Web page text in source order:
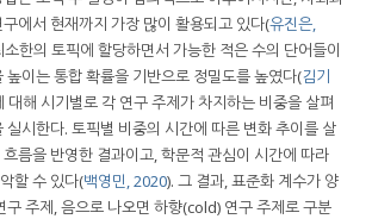
에서 현재까지 가장 많이 활용되고 있다(유진은,
한의 토픽에 할당하면서 가능한 적은 수의 단어들이
높이는 통합 확률을 기반으로 정밀도를 높였다(김기
대해 시기별로 각 연구 주제가 차지하는 비중을 살펴
실시한다. 토픽별 비중의 시간에 따른 변화 추이를 살
름을 반영한 결과이고, 학문적 관심이 시간에 따라
할 수 있다(백영민, 2020). 그 결과, 표준화 계수가 양
주제, 음으로 나오면 하향(cold) 연구 주제로 구분